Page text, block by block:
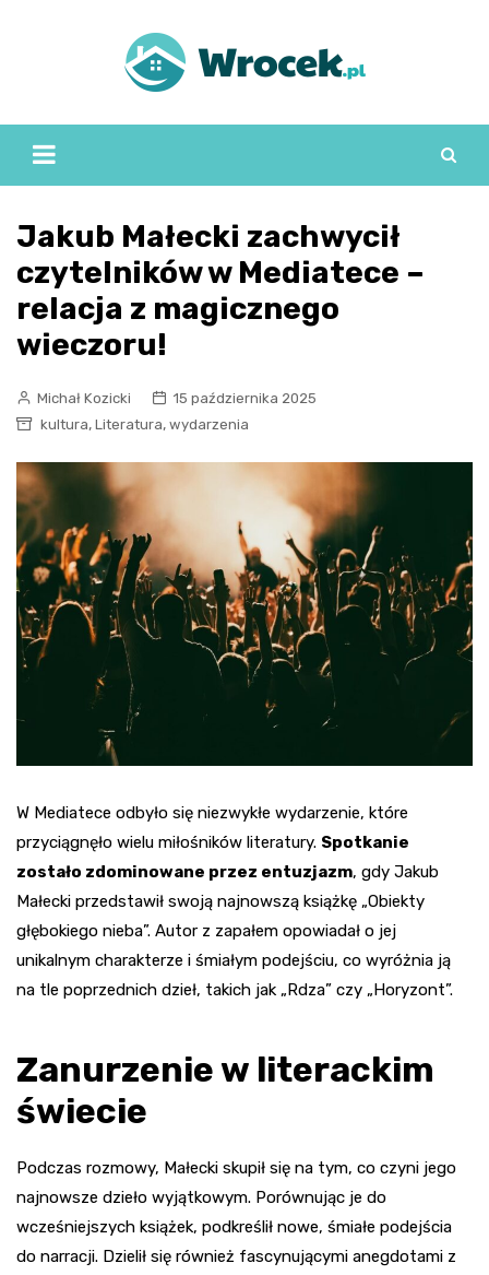
Jakub Małecki zachwycił
czytelników w Mediatece –
relacja z magicznego
wieczoru!
Michał Kozicki
15 października 2025
kultura, Literatura, wydarzenia
W Mediatece odbyło się niezwykłe wydarzenie, które
przyciągnęło wielu miłośników literatury. Spotkanie
zostało zdominowane przez entuzjazm, gdy Jakub
Małecki przedstawił swoją najnowszą książkę „Obiekty
głębokiego nieba”. Autor z zapałem opowiadał o jej
unikalnym charakterze i śmiałym podejściu, co wyróżnia ją
na tle poprzednich dzieł, takich jak „Rdza” czy „Horyzont”.
Zanurzenie w literackim
świecie
Podczas rozmowy, Małecki skupił się na tym, co czyni jego
najnowsze dzieło wyjątkowym. Porównując je do
wcześniejszych książek, podkreślił nowe, śmiałe podejścia
do narracji. Dzielił się również fascynującymi anegdotami z